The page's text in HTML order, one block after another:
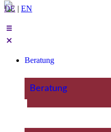
DE | EN
Beratung
Beratung